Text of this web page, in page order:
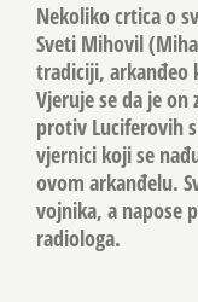
Nekoliko crtica o
Sveti Mihovil
tradiciji, arkanđeo
Vjeruje se da je
protiv Luciferovih
vjernici koji se
ovom arkanđelu.
vojnika, a napose
radiologa.